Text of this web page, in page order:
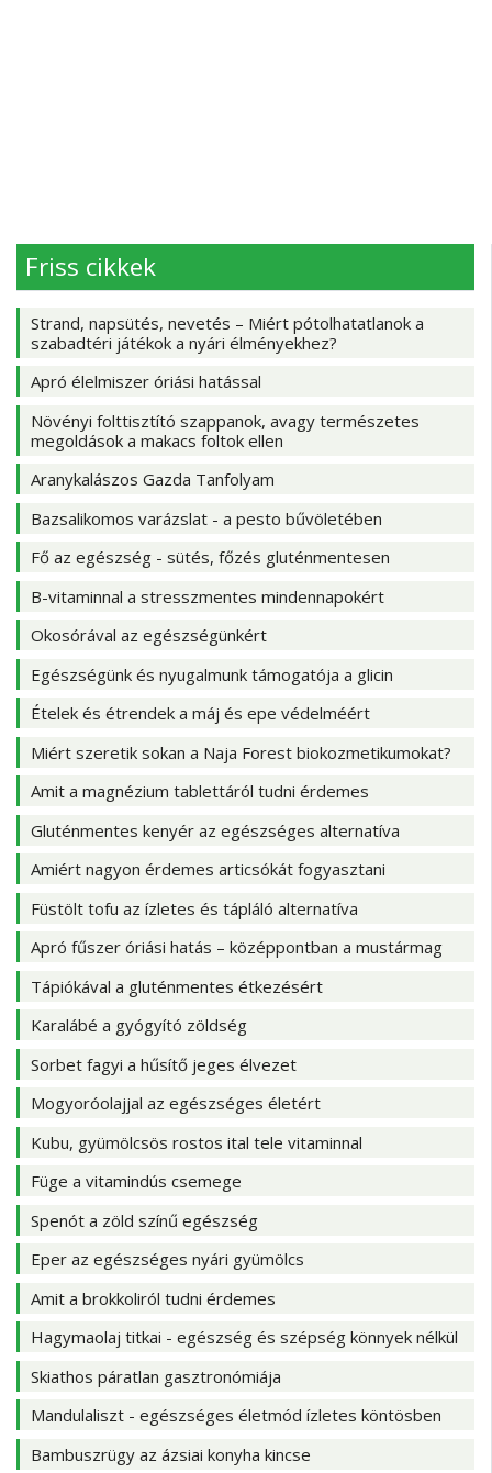
Friss cikkek
Strand, napsütés, nevetés – Miért pótolhatatlanok a
szabadtéri játékok a nyári élményekhez?
Apró élelmiszer óriási hatással
Növényi folttisztító szappanok, avagy természetes
megoldások a makacs foltok ellen
Aranykalászos Gazda Tanfolyam
Bazsalikomos varázslat - a pesto bűvöletében
Fő az egészség - sütés, főzés gluténmentesen
B-vitaminnal a stresszmentes mindennapokért
Okosórával az egészségünkért
Egészségünk és nyugalmunk támogatója a glicin
Ételek és étrendek a máj és epe védelméért
Miért szeretik sokan a Naja Forest biokozmetikumokat?
Amit a magnézium tablettáról tudni érdemes
Gluténmentes kenyér az egészséges alternatíva
Amiért nagyon érdemes articsókát fogyasztani
Füstölt tofu az ízletes és tápláló alternatíva
Apró fűszer óriási hatás – középpontban a mustármag
Tápiókával a gluténmentes étkezésért
Karalábé a gyógyító zöldség
Sorbet fagyi a hűsítő jeges élvezet
Mogyoróolajjal az egészséges életért
Kubu, gyümölcsös rostos ital tele vitaminnal
Füge a vitamindús csemege
Spenót a zöld színű egészség
Eper az egészséges nyári gyümölcs
Amit a brokkoliról tudni érdemes
Hagymaolaj titkai - egészség és szépség könnyek nélkül
Skiathos páratlan gasztronómiája
Mandulaliszt - egészséges életmód ízletes köntösben
Bambuszrügy az ázsiai konyha kincse